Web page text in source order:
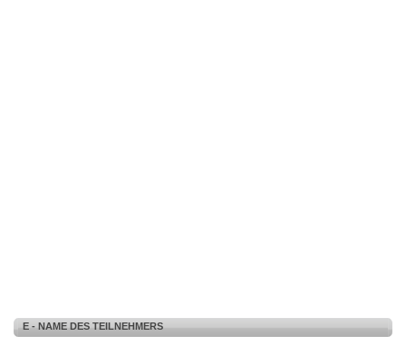
E - NAME DES TEILNEHMERS